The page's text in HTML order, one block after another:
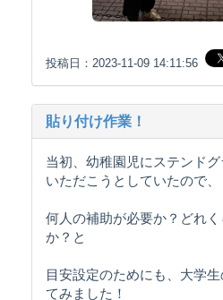
投稿日：2023-11-09 14:11:56
貼り付け作業！
当初、幼稚園児にステンド
いただこうとしていたので、
何人の補助が必要か？どれ
か？と
目安設定のためにも、大学
てみました！